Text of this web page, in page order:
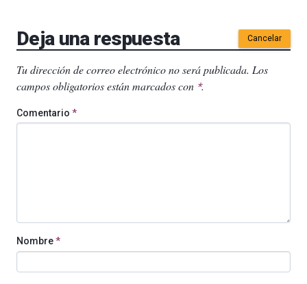
Deja una respuesta Cancelar
Tu dirección de correo electrónico no será publicada. Los
campos obligatorios están marcados con *.
Comentario *
Nombre*